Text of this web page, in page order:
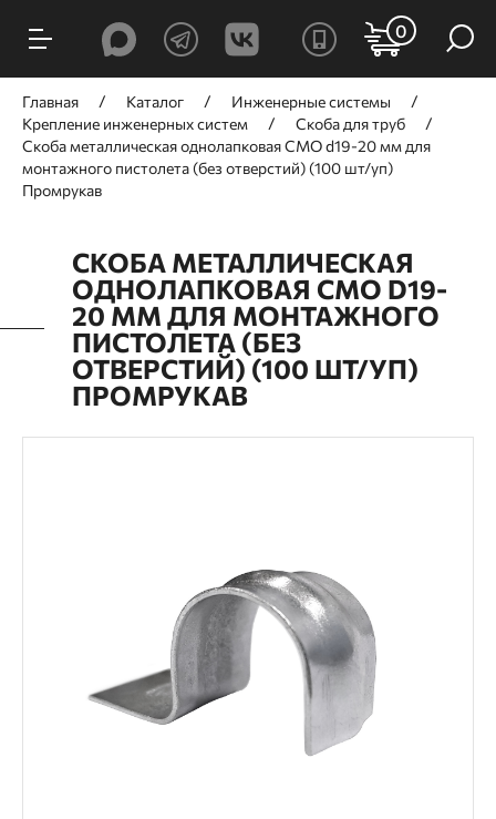
0
Главная Каталог
Инженерные системы
Крепление инженерных систем
Скоба для труб
Скоба металлическая однолапковая СМО d19-20 мм для
монтажного пистолета (без отверстий) (100 шт/уп)
Промрукав
СКОБА МЕТАЛЛИЧЕСКАЯ
ОДНОЛАПКОВАЯ СМО D19-
20 ММ ДЛЯ МОНТАЖНОГО
ПИСТОЛЕТА (БЕЗ
ОТВЕРСТИЙ) (100 ШТ/УП)
ПРОМРУКАВ